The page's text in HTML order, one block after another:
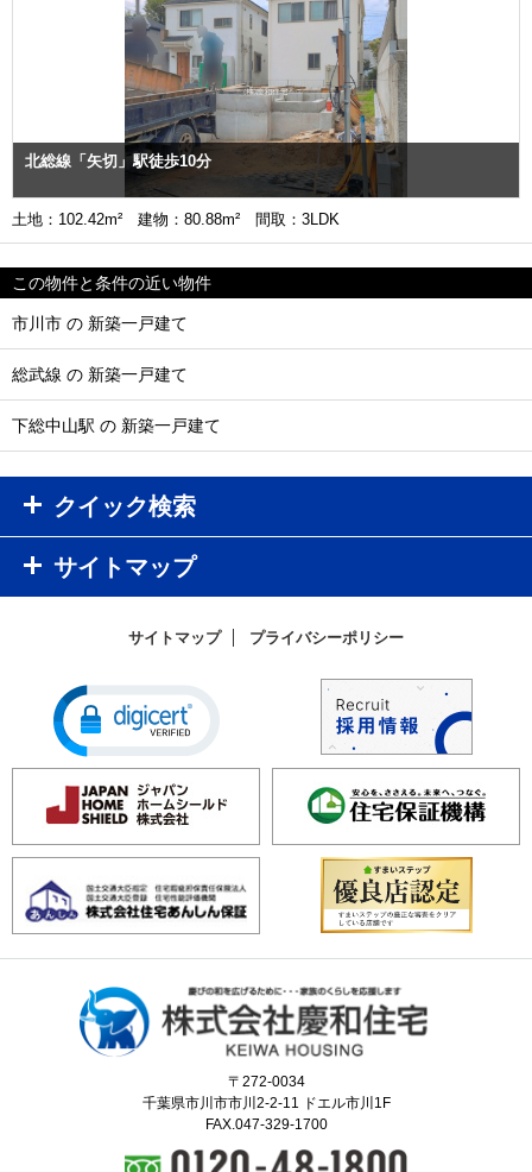
北総線「矢切」駅徒歩10分
土地：102.42m² 建物：80.88m² 間取：3LDK
この物件と条件の近い物件
市川市 の 新築一戸建て
総武線 の 新築一戸建て
下総中山駅 の 新築一戸建て
クイック検索
サイトマップ
サイトマップ プライバシーポリシー
〒272-0034
千葉県市川市市川2-2-11 ドエル市川1F
FAX.047-329-1700